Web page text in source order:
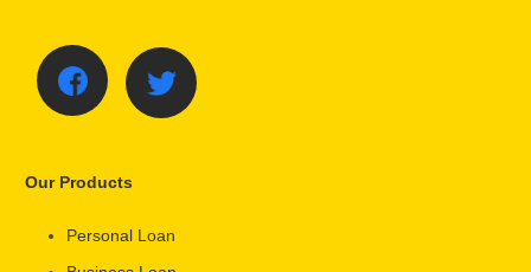
Our Products
Personal Loan